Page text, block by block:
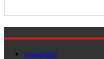
Actualidad